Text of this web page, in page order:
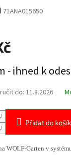
71ANA015650
- ihned k
do: 11.8.2026
Přidat do
WOLF-Garten v